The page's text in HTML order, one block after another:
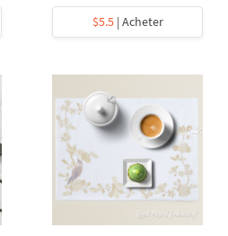
$5.5| Acheter